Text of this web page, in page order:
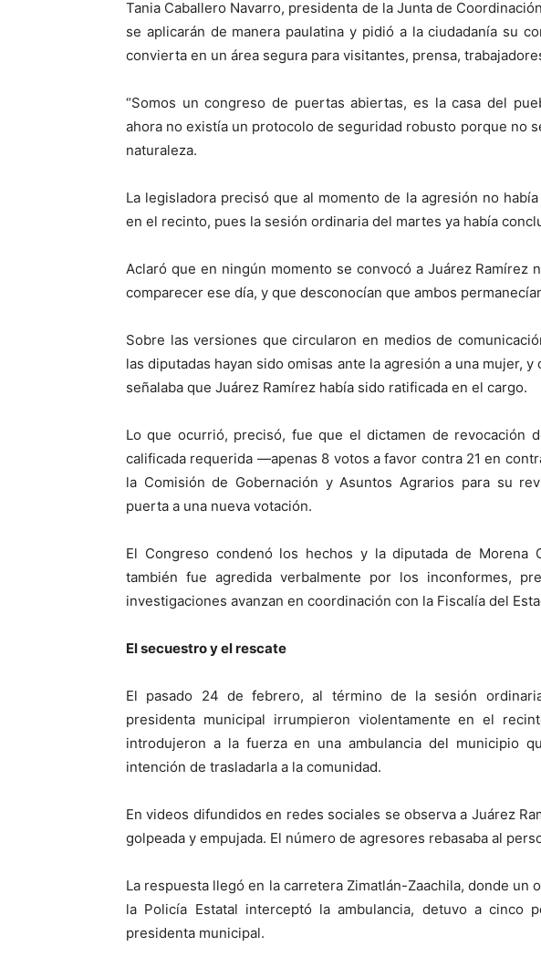
Tania Caballero Navarro, presidenta de la Junta de
se aplicarán de manera paulatina y pidió a la ciudadanía su
convierta en un área segura para visitantes, prensa,
“Somos un congreso de puertas abiertas, es la casa del
ahora no existía un protocolo de seguridad robusto porque no
naturaleza.
La legisladora precisó que al momento de la agresión no
en el recinto, pues la sesión ordinaria del martes ya había
Aclaró que en ningún momento se convocó a Juárez Ramírez
comparecer ese día, y que desconocían que ambos
Sobre las versiones que circularon en medios de
las diputadas hayan sido omisas ante la agresión a una mujer,
señalaba que Juárez Ramírez había sido ratificada en el cargo.
Lo que ocurrió, precisó, fue que el dictamen de revocación
calificada requerida —apenas 8 votos a favor contra 21 en
la Comisión de Gobernación y Asuntos Agrarios para su
puerta a una nueva votación.
El Congreso condenó los hechos y la diputada de Morena
también fue agredida verbalmente por los inconformes,
investigaciones avanzan en coordinación con la Fiscalía del
El secuestro y el rescate
El pasado 24 de febrero, al término de la sesión
presidenta municipal irrumpieron violentamente en el
introdujeron a la fuerza en una ambulancia del municipio
intención de trasladarla a la comunidad.
En videos difundidos en redes sociales se observa a Juárez
golpeada y empujada. El número de agresores rebasaba al
La respuesta llegó en la carretera Zimatlán-Zaachila, donde un
la Policía Estatal interceptó la ambulancia, detuvo a cinco
presidenta municipal.